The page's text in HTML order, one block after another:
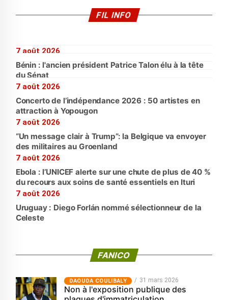
FIL INFO
7 août 2026
Bénin : l'ancien président Patrice Talon élu à la tête
du Sénat
7 août 2026
Concerto de l’indépendance 2026 : 50 artistes en
attraction à Yopougon
7 août 2026
“Un message clair à Trump”: la Belgique va envoyer
des militaires au Groenland
7 août 2026
Ebola : l’UNICEF alerte sur une chute de plus de 40 %
du recours aux soins de santé essentiels en Ituri
7 août 2026
Uruguay : Diego Forlán nommé sélectionneur de la
Celeste
FANICO
‎DAOUDA COULIBALY 31 mars 2026
Non à l'exposition publique des